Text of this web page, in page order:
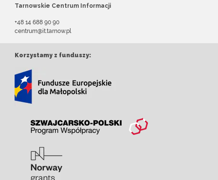
Tarnowskie Centrum Informacji
+48 14 688 90 90
centrum@it.tarnow.pl
Korzystamy z funduszy: